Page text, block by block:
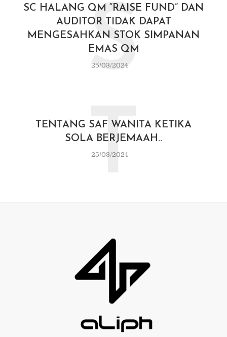
SC HALANG QM “RAISE FUND” DAN
AUDITOR TIDAK DAPAT
MENGESAHKAN STOK SIMPANAN
EMAS QM
25/03/2024
S
TENTANG SAF WANITA KETIKA
SOLA BERJEMAAH..
25/03/2024
T